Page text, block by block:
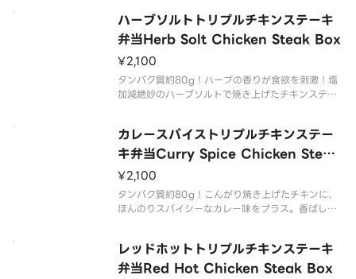
ハーブソルトトリプルチキンステーキ
弁当Herb Solt Chicken Steak Box
¥2,100
タンパク質約80g！ハーブの香りが食欲を刺激！塩
加減絶妙のハーブソルトで焼き上げたチキンステー
The enticing aroma of herbs awakens your ap
pe
カレースパイストリプルチキンステー
キ弁当Curry Spice Chicken Steak
Box
¥2,100
タンパク質約80g！こんがり焼き上げたチキンに、
ほんのりスパイシーなカレー味をプラス。香ばしさ
Succulent grilled chicken enhanced with
レッドホットトリプルチキンステーキ
弁当Red Hot Chicken Steak Box